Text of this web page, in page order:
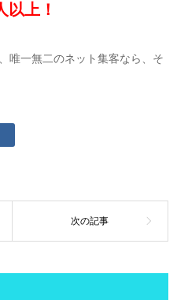
以上！
唯一無二のネット集客なら、そ